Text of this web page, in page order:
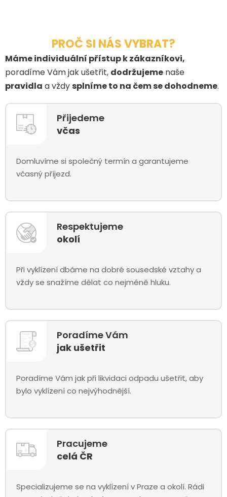
PROČ SI NÁS VYBRAT?
Máme individuální přístup k zákazníkovi,
poradíme Vám jak ušetřit, dodržujeme naše
pravidla a vždy splníme to na čem se dohodneme.
Přijedeme
včas
Domluvíme si společný termín a garantujeme
včasný příjezd.
Respektujeme
okolí
Při vyklízení dbáme na dobré sousedské vztahy a
vždy se snažíme dělat co nejméně hluku.
Poradíme Vám
jak ušetřit
Poradíme Vám jak při likvidaci odpadu ušetřit, aby
bylo vyklízení co nejvýhodnější.
Pracujeme
celá ČR
Specializujeme se na vyklízení v Praze a okolí. Rádi